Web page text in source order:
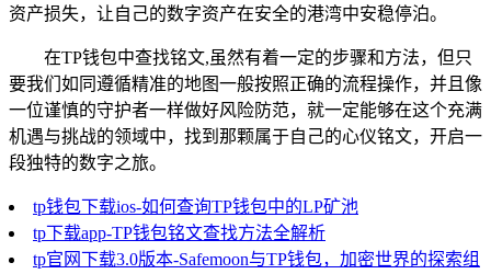
资产损失，让自己的数字资产在安全的港湾中安稳停泊。
在TP钱包中查找铭文,虽然有着一定的步骤和方法，但只
要我们如同遵循精准的地图一般按照正确的流程操作，并且像
一位谨慎的守护者一样做好风险防范，就一定能够在这个充满
机遇与挑战的领域中，找到那颗属于自己的心仪铭文，开启一
段独特的数字之旅。
tp钱包下载ios-如何查询TP钱包中的LP矿池
tp下载app-TP钱包铭文查找方法全解析
tp官网下载3.0版本-Safemoon与TP钱包，加密世界的探索组